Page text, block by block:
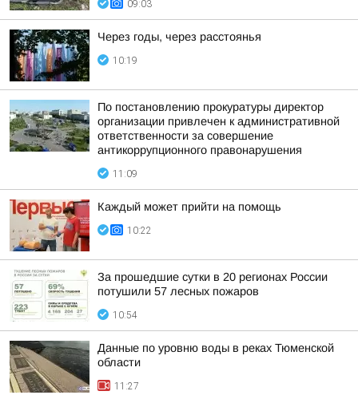
09:03
Через годы, через расстоянья
10:19
По постановлению прокуратуры директор
организации привлечен к административной
ответственности за совершение
антикоррупционного правонарушения
11:09
Каждый может прийти на помощь
10:22
За прошедшие сутки в 20 регионах России
потушили 57 лесных пожаров
10:54
Данные по уровню воды в реках Тюменской
области
11:27